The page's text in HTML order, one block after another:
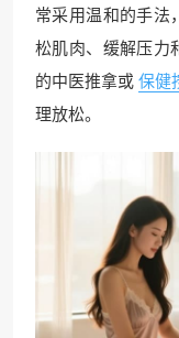
常采用温和的手法
松肌肉、缓解压力
的中医推拿或 保健
理放松。